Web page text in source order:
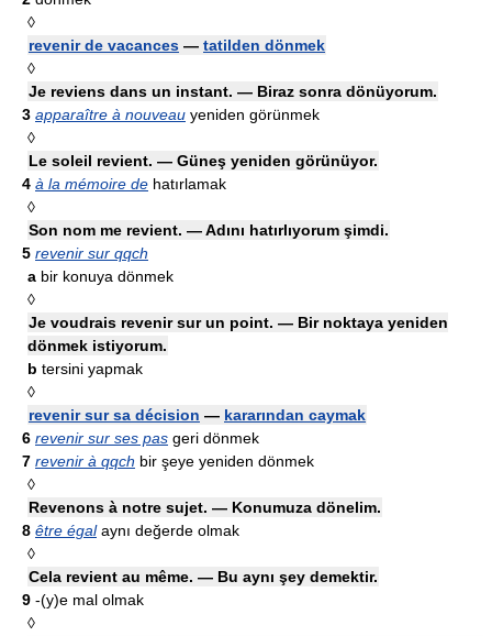
◊
revenir de vacances — tatilden dönmek
◊
Je reviens dans un instant. — Biraz sonra dönüyorum.
3 apparaître à nouveau yeniden görünmek
◊
Le soleil revient. — Güneş yeniden görünüyor.
4 à la mémoire de hatırlamak
◊
Son nom me revient. — Adını hatırlıyorum şimdi.
5 revenir sur qqch
a bir konuya dönmek
◊
Je voudrais revenir sur un point. — Bir noktaya yeniden
dönmek istiyorum.
b tersini yapmak
◊
revenir sur sa décision — kararından caymak
6 revenir sur ses pas geri dönmek
7 revenir à qqch bir şeye yeniden dönmek
◊
Revenons à notre sujet. — Konumuza dönelim.
8 être égalaynı değerde olmak
◊
Cela revient au même. — Bu aynı şey demektir.
9 -(y)e mal olmak
◊